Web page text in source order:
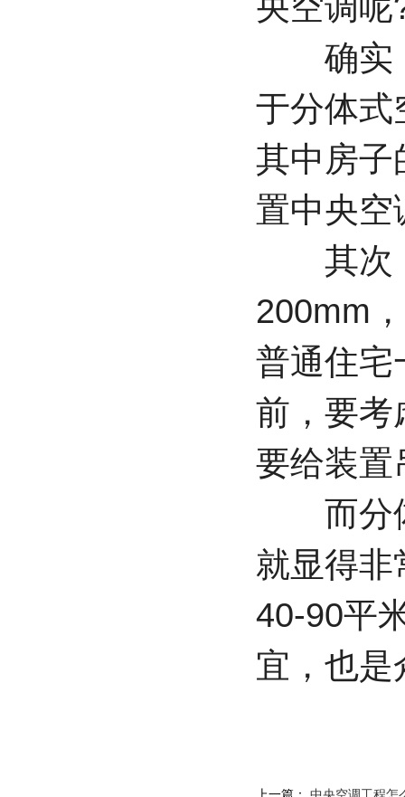
确实，
于分体式
其中房子
置中央空
其次，
200mm
普通住宅
前，要考
要给装置
而分体
就显得非
40-90平
宜，也是
上一篇： 中央空调工程怎